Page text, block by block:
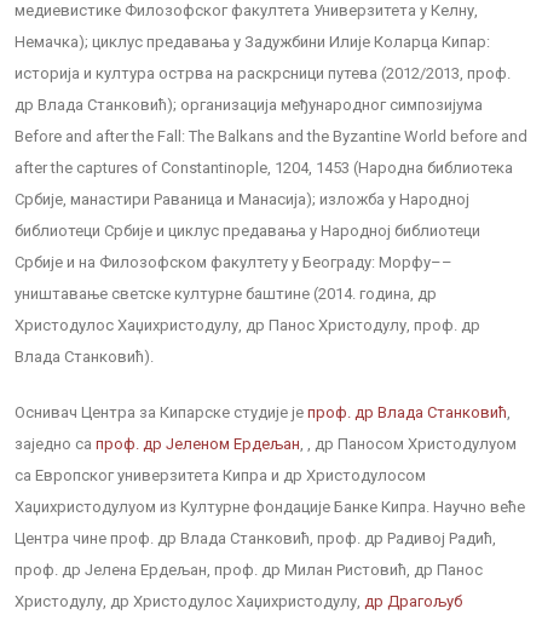
медиевистике Филозофског факултета Универзитета у Келну,
Немачка); циклус предавања у Задужбини Илије Коларца Кипар:
историја и култура острва на раскрсници путева (2012/2013, проф.
др Влада Станковић); организација међународног симпозијума
Before and after the Fall: The Balkans and the Byzantine World before and
after the captures of Constantinople, 1204, 1453 (Народна библиотека
Србије, манастири Раваница и Манасија); изложба у Народној
библиотеци Србије и циклус предавања у Народној библиотеци
Србије и на Филозофском факултету у Београду: Морфу––
уништавање светске културне баштине (2014. година, др
Христодулос Хаџихристодулу, др Панос Христодулу, проф. др
Влада Станковић).
Оснивач Центра за Кипарске студије је проф. др Влада Станковић,
заједно са проф. др Јеленом Ердељан, , др Паносом Христодулуом
са Европског универзитета Кипра и др Христодулосом
Хаџихристодулуом из Културне фондације Банке Кипра. Научно веће
Центра чине проф. др Влада Станковић, проф. др Радивој Радић,
проф. др Јелена Ердељан, проф. др Милан Ристовић, др Панос
Христодулу, др Христодулос Хаџихристодулу, др Драгољуб